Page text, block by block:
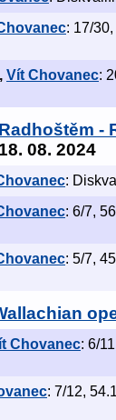
: 17/
, Vít Chovanec:
-
08. 2024
:
: 6/7,
: 5/7,
Chovanec: 6/
: 7/12,